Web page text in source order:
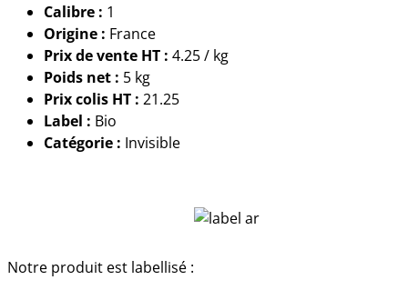
Calibre : 1
Origine : France
Prix de vente HT : 4.25 / kg
Poids net : 5 kg
Prix colis HT : 21.25
Label : Bio
Catégorie : Invisible
Notre produit est labellisé :